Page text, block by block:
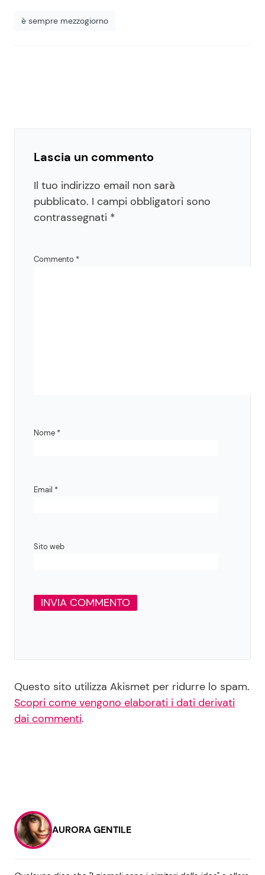
è sempre mezzogiorno
Lascia un commento
Il tuo indirizzo email non sarà
pubblicato. I campi obbligatori sono
contrassegnati *
Commento *
Nome *
Email *
Sito web
Questo sito utilizza Akismet per ridurre lo spam.
Scopri come vengono elaborati i dati derivati
dai commenti.
AURORA GENTILE